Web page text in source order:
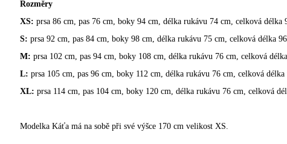
Rozměry
XS: prsa 86 cm, pas 76 cm, boky 94 cm, délka rukávu 74 cm, celková délka
S: prsa 92 cm, pas 84 cm, boky 98 cm, délka rukávu 75 cm, celková délka
M: prsa 102 cm, pas 94 cm, boky 108 cm, délka rukávu 76 cm, celková
L: prsa 105 cm, pas 96 cm, boky 112 cm, délka rukávu 76 cm, celková délka
XL: prsa 114 cm, pas 104 cm, boky 120 cm, délka rukávu 76 cm, celková
Modelka Káťa má na sobě při své výšce 170 cm velikost XS.